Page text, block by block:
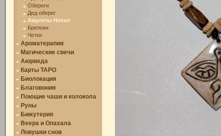
Обереги
Дед-оберег
Амулеты Непал
Брелоки
Четки
Ароматерапия
Магические свечи
Аюрведа
Карты ТАРО
Биолокация
Благовония
Поющие чаши и колокола
Руны
Бижутерия
Веера и Опахала
Ловушки снов